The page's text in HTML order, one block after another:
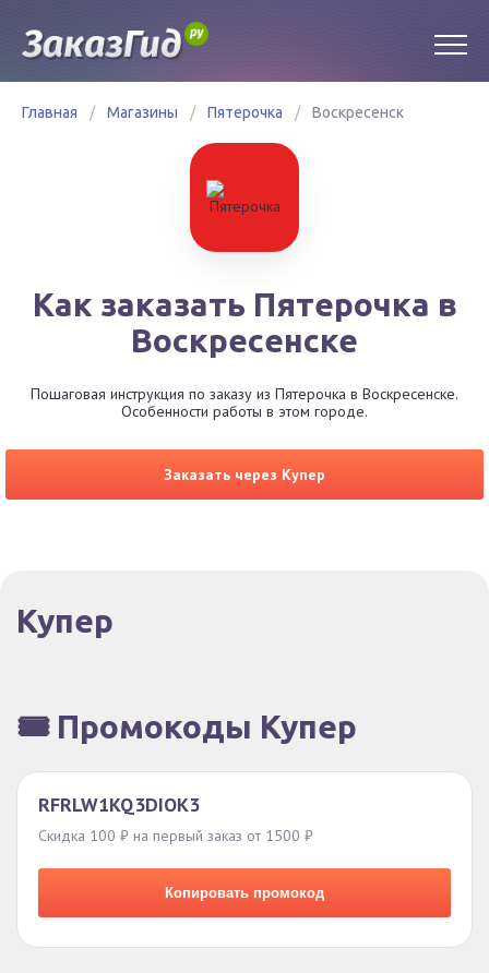
Главная / Магазины / Пятерочка / Воскресенск
Как заказать Пятерочка в
Воскресенске
Пошаговая инструкция по заказу из Пятерочка в Воскресенске.
Особенности работы в этом городе.
Заказать через Купер
Купер
🎟️ Промокоды Купер
RFRLW1KQ3DIOK3
Скидка 100 ₽ на первый заказ от 1500 ₽
Копировать промокод